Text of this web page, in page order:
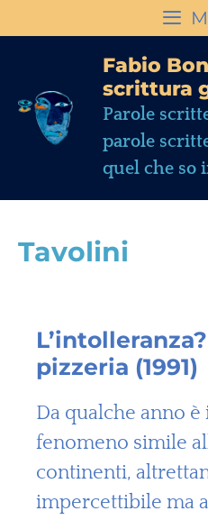
Fabio
scrittura
Parole
parole
quel che so
Tavolini
pizzeria (1991)
Da qualche anno
fenomeno simile
continenti,
impercettibile ma